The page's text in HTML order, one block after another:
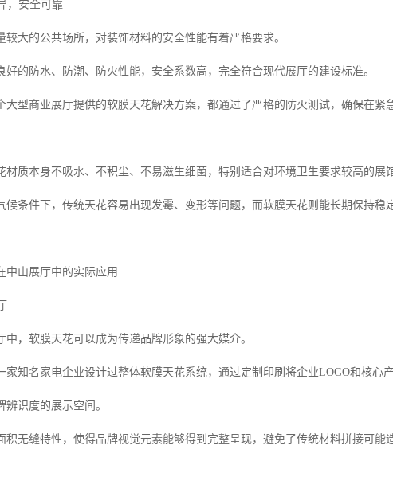
，安全可靠
较大的公共场所，对装饰材料的安全性能有着严格要求。
好的防水、防潮、防火性能，安全系数高，完全符合现代展厅的建设标准。
大型商业展厅提供的软膜天花解决方案，都通过了严格的防火测试，确保在紧
材质本身不吸水、不积尘、不易滋生细菌，特别适合对环境卫生要求较高的展
候条件下，传统天花容易出现发霉、变形等问题，而软膜天花则能长期保持稳
中山展厅中的实际应用
中，软膜天花可以成为传递品牌形象的强大媒介。
家知名家电企业设计过整体软膜天花系统，通过定制印刷将企业LOGO和核心
辨识度的展示空间。
积无缝特性，使得品牌视觉元素能够得到完整呈现，避免了传统材料拼接可能